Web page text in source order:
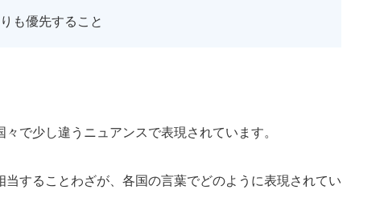
も優先すること
で少し違うニュアンスで表現されています。
することわざが、各国の言葉でどのように表現されてい